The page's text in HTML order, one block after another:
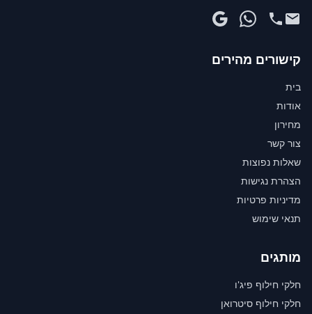
קישורים מהירים
בית
אודות
מחירון
צור קשר
שאלות נפוצות
הצהרת נגישות
מדיניות פרטיות
תנאי שימוש
מותגים
חלקי חילוף פיג'ו
חלקי חילוף סיטרואן